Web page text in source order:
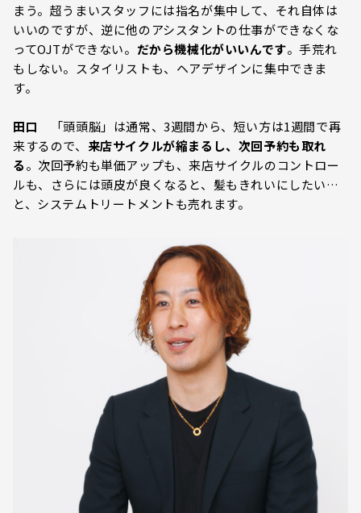
まう。超うまいスタッフには指名が集中して、それ自体は
いいのですが、逆に他のアシスタントの仕事ができなくな
ってOJTができない。 だから機械化がいいんです。手荒れ
もしない。スタイリストも、ヘアデザインに集中できま
す。
田口
「頭頭脳」は通常、3週間から、短い方は1週間で再
来するので、 来店サイクルが縮まるし、次回予約も取れ
る。次回予約も単価アップも、来店サイクルのコントロー
ルも、さらには頭皮が良くなると、髪もきれいにしたい…
と、システムトリートメントも売れます。